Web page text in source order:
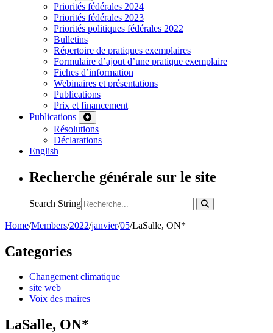
Priorités fédérales 2024
Priorités fédérales 2023
Priorités politiques fédérales 2022
Bulletins
Répertoire de pratiques exemplaires
Formulaire d’ajout d’une pratique exemplaire
Fiches d’information
Webinaires et présentations
Publications
Prix et financement
Publications
Résolutions
Déclarations
English
Recherche générale sur le site
Search String
Home/Members/2022/janvier/05/LaSalle, ON*
Categories
Changement climatique
site web
Voix des maires
LaSalle, ON*